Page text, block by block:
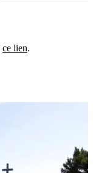
ce lien.